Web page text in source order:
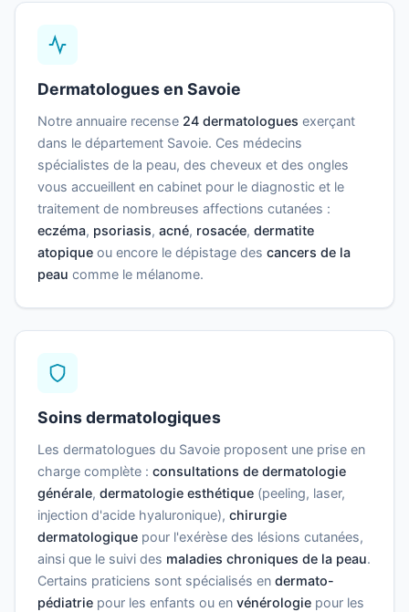
Dermatologues en Savoie
Notre annuaire recense 24 dermatologues exerçant
dans le département Savoie. Ces médecins
spécialistes de la peau, des cheveux et des ongles
vous accueillent en cabinet pour le diagnostic et le
traitement de nombreuses affections cutanées :
eczéma, psoriasis, acné, rosacée, dermatite
atopique ou encore le dépistage des cancers de la
peau comme le mélanome.
Soins dermatologiques
Les dermatologues du Savoie proposent une prise en
charge complète : consultations de dermatologie
générale, dermatologie esthétique (peeling, laser,
injection d'acide hyaluronique), chirurgie
dermatologique pour l'exérèse des lésions cutanées,
ainsi que le suivi des maladies chroniques de la peau.
Certains praticiens sont spécialisés en dermato-
pédiatrie pour les enfants ou en vénérologie pour les